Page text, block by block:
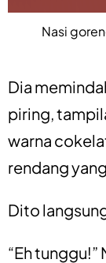
Nasi
Dia
piring,
warna
rendang
Dito
“Eh